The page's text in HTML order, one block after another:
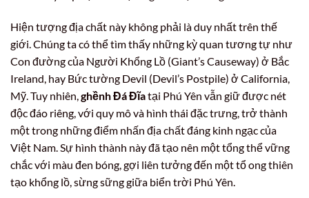
Hiện tượng địa chất này không phải là duy nhất trên thế
giới. Chúng ta có thể tìm thấy những kỳ quan tương tự như
Con đường của Người Khổng Lồ (Giant’s Causeway) ở Bắc
Ireland, hay Bức tường Devil (Devil’s Postpile) ở California,
Mỹ. Tuy nhiên, ghềnh Đá Đĩatại Phú Yên vẫn giữ được nét
độc đáo riêng, với quy mô và hình thái đặc trưng, trở thành
một trong những điểm nhấn địa chất đáng kinh ngạc của
Việt Nam. Sự hình thành này đã tạo nên một tổng thể vững
chắc với màu đen bóng, gợi liên tưởng đến một tổ ong thiên
tạo khổng lồ, sừng sững giữa biển trời Phú Yên.